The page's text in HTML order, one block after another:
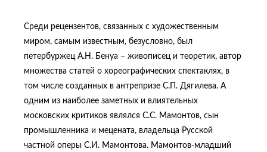
Среди рецензентов, связанных с художественным
миром, самым известным, безусловно, был
петербуржец А.Н. Бенуа – живописец и теоретик, автор
множества статей о хореографических спектаклях, в
том числе созданных в антрепризе С.П. Дягилева. А
одним из наиболее заметных и влиятельных
московских критиков являлся С.С. Мамонтов, сын
промышленника и мецената, владельца Русской
частной оперы С.И. Мамонтова. Мамонтов-младший